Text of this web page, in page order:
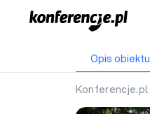
Opis obiektu
Konferencje.pl